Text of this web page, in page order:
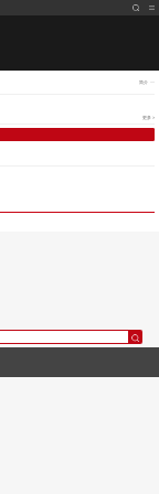
简介
更多 >